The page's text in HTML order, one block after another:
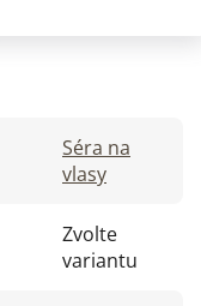
Séra na
vlasy
Zvolte
variantu